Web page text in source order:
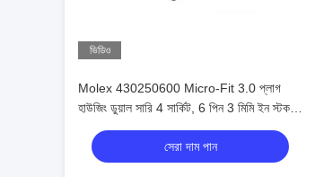
ভিডিও
Molex 430250600 Micro-Fit 3.0 প্লাগ
হাউজিং ডুয়াল সারি 4 সার্কিট, 6 পিন 3 মিমি ইন স্টক
430250600
সেরা দাম পান